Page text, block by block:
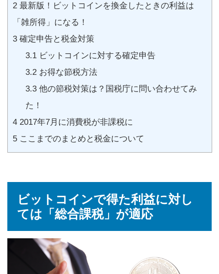
2 最新版！ビットコインを換金したときの利益は
「雑所得」になる！
3 確定申告と税金対策
3.1ビットコインに対する確定申告
3.2お得な節税方法
3.3他の節税対策は？国税庁に問い合わせてみ
た！
4 2017年7月に消費税が非課税に
5 ここまでのまとめと税金について
ビットコインで得た利益に対し
ては「総合課税」が適応